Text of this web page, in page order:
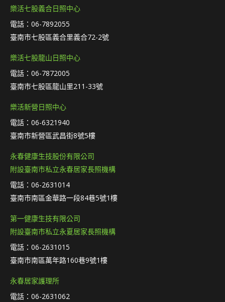
樂活七股義合日照中心
電話：06-7892055
臺南市七股區義合里義合72-2號
樂活七股龍山日照中心
電話：06-7872005
臺南市七股區龍山里211-33號
樂活新營日照中心
電話：06-6321940
臺南市新營區武昌街8號5樓
永春健康生技股份有限公司
附設臺南市私立永春居家長照機構
電話：06-2631014
臺南市南區金華路一段84巷5號1樓
第一健康生技有限公司
附設臺南市私立永夏居家長照機構
電話：06-2631015
臺南市南區萬年路160巷9號1樓
永春居家護理所
電話：06-2631062